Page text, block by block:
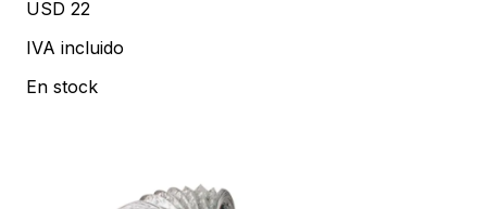
USD 22
IVA incluido
En stock